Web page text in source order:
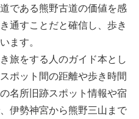
である熊野古道の価値を感
通すことだと確信し、歩き
ます。
旅をする人のガイド本とし
ポット間の距離や歩き時間
名所旧跡スポット情報や宿
伊勢神宮から熊野三山まで